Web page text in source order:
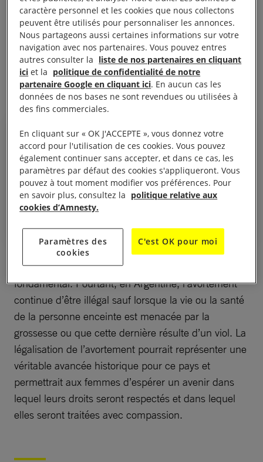
’avortementet dise adieu à l’avortement clandestin.
Après son élection, Alberto Fernández avait
annoncé qu’il prendrait des mesures pour légaliser
l’avortement dès qu’il prendrait ses fonctions le 10
décembre 2019.
Il s’agit d’un problème de santé
publique que nous devons régler.
Alberto Fernández, président argentin
L’accès à l’avortement sans danger est un droit
fondamental. Pourtant, en Argentine, l’avortement
continue d’être illégal sauf lorsque la vie ou la santé
de la personne enceinte est menacée par la
grossesse ou que cette dernière résulte d’un viol. La
légalisation de l’avortement pourrait représenter une
véritable avancée historique pour ce pays et
permettrait aux femmes d’espérer un avenir dans
lequel leurs droits seront respectés et dans lequel
elles seront traitées avec compassion.
caractère personnel et les cookies que nous collectons
peuvent être utilisés pour personnaliser les annonces.
Nous partageons aussi certaines informations sur votre
navigation avec nos partenaires. Vous pouvez entres
autres consulter la liste de nos partenaires en cliquant
ici et la politique de confidentialité de notre
partenaire Google en cliquant ici. En aucun cas les
données de nos bases ne sont revendues ou utilisées à
des fins commerciales.
En cliquant sur « OK J'ACCEPTE », vous donnez votre
accord pour l'utilisation de ces cookies. Vous pouvez
également continuer sans accepter, et dans ce cas, les
paramètres par défaut des cookies s'appliqueront. Vous
pouvez à tout moment modifier vos préférences. Pour
en savoir plus, consultez la politique relative aux
cookies d’Amnesty.
Paramètres des
cookies
C'est OK pour moi